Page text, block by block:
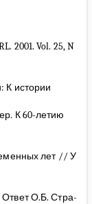
2001. Vol. 25, N
К истории
К 60-летию
лет // У
О.Б. Стра-